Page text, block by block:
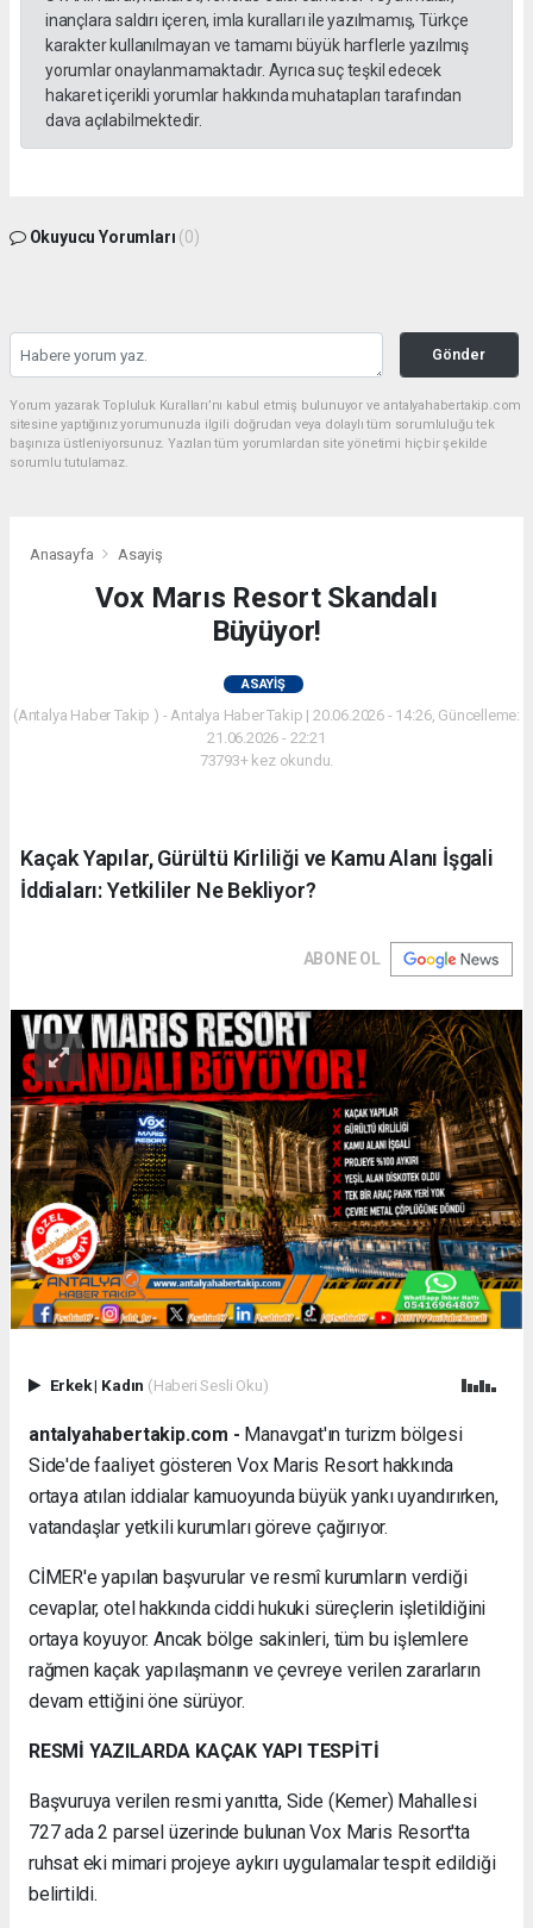
inançlara saldırı içeren, imla kuralları ile yazılmamış, Türkçe
karakter kullanılmayan ve tamamı büyük harflerle yazılmış
yorumlar onaylanmamaktadır. Ayrıca suç teşkil edecek
hakaret içerikli yorumlar hakkında muhatapları tarafından
dava açılabilmektedir.
Okuyucu Yorumları (0)
Gönder
Yorum yazarak Topluluk Kuralları’nı kabul etmiş bulunuyor ve antalyahabertakip.com
sitesine yaptığınız yorumunuzla ilgili doğrudan veya dolaylı tüm sorumluluğu tek
başınıza üstleniyorsunuz. Yazılan tüm yorumlardan site yönetimi hiçbir şekilde
sorumlu tutulamaz.
Anasayfa Asayiş
Vox Marıs Resort Skandalı
Büyüyor!
ASAYIŞ
(Antalya Haber Takip ) - Antalya Haber Takip | 20.06.2026 - 14:26, Güncelleme:
21.06.2026 - 22:21
73793+ kez okundu.
Kaçak Yapılar, Gürültü Kirliliği ve Kamu Alanı İşgali
İddiaları: Yetkililer Ne Bekliyor?
ABONE OL
Erkek| Kadın (Haberi Sesli Oku)
antalyahabertakip.com - Manavgat'ın turizm bölgesi
Side'de faaliyet gösteren Vox Maris Resort hakkında
ortaya atılan iddialar kamuoyunda büyük yankı uyandırırken,
vatandaşlar yetkili kurumları göreve çağırıyor.
CİMER'e yapılan başvurular ve resmî kurumların verdiği
cevaplar, otel hakkında ciddi hukuki süreçlerin işletildiğini
ortaya koyuyor. Ancak bölge sakinleri, tüm bu işlemlere
rağmen kaçak yapılaşmanın ve çevreye verilen zararların
devam ettiğini öne sürüyor.
RESMİ YAZILARDA KAÇAK YAPI TESPİTİ
Başvuruya verilen resmi yanıtta, Side (Kemer) Mahallesi
727 ada 2 parsel üzerinde bulunan Vox Maris Resort'ta
ruhsat eki mimari projeye aykırı uygulamalar tespit edildiği
belirtildi.